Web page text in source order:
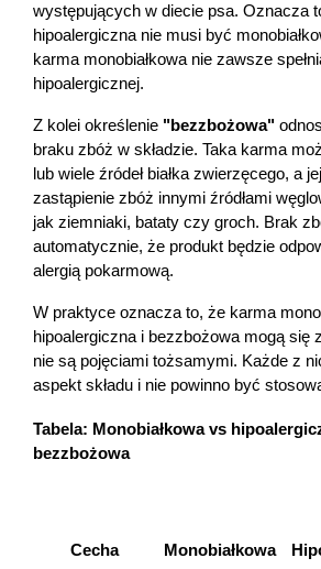
występujących w diecie psa. Oznacza
hipoalergiczna nie musi być
karma monobiałkowa nie zawsze
hipoalergicznej.
Z kolei określenie "bezzbożowa"
braku zbóż w składzie. Taka karma
lub wiele źródeł białka zwierzęcego, a
zastąpienie zbóż innymi źródłami
jak ziemniaki, bataty czy groch. Brak
automatycznie, że produkt będzie
alergią pokarmową.
W praktyce oznacza to, że karma
hipoalergiczna i bezzbożowa mogą się
nie są pojęciami tożsamymi. Każde z
aspekt składu i nie powinno być
Tabela: Monobiałkowa vs
bezzbożowa
Cecha Monobiałkowa